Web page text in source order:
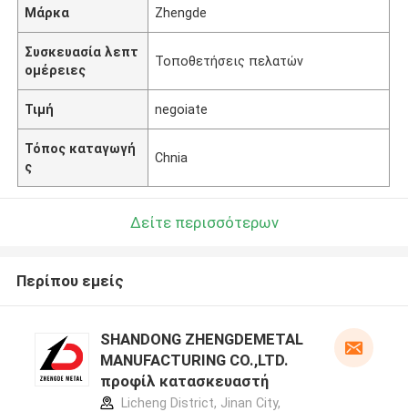
Μάρκα Zhengde
Συσκευασία λεπτ
ομέρειες
Τοποθετήσεις πελατών
Τιμή negoiate
Τόπος καταγωγή
ς
Chnia
Δείτε περισσότερων
Περίπου εμείς
SHANDONG ZHENGDEMETAL
MANUFACTURING CO.,LTD.
προφίλ κατασκευαστή
Licheng District, Jinan City,